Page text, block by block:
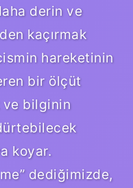
derin ve
kaçırmak
hareketinin
bir ölçüt
ve bilginin
koyar.
dediğimizde,